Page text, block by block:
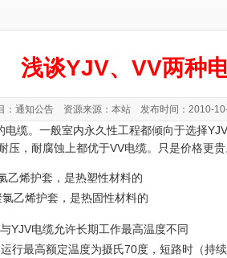
浅谈YJV、VV两种
：通知公告 资源来源：本站 发布时间：2010-
缆。一般室内永久性工程都倾向于选择
压，耐腐蚀上都优于VV电缆。只是价格更贵
乙烯护套，是热塑性材料的
乙烯护套，是热固性材料的
YJV电缆允许长期工作最高温度不同
行最高额定温度为摄氏70度，短路时（持